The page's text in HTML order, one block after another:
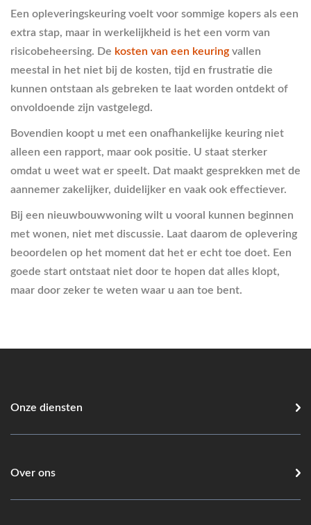
Een opleveringskeuring voelt voor sommige kopers als een
extra stap, maar in werkelijkheid is het een vorm van
risicobeheersing. De kosten van een keuring vallen
meestal in het niet bij de kosten, tijd en frustratie die
kunnen ontstaan als gebreken te laat worden ontdekt of
onvoldoende zijn vastgelegd.
Bovendien koopt u met een onafhankelijke keuring niet
alleen een rapport, maar ook positie. U staat sterker
omdat u weet wat er speelt. Dat maakt gesprekken met de
aannemer zakelijker, duidelijker en vaak ook effectiever.
Bij een nieuwbouwwoning wilt u vooral kunnen beginnen
met wonen, niet met discussie. Laat daarom de oplevering
beoordelen op het moment dat het er echt toe doet. Een
goede start ontstaat niet door te hopen dat alles klopt,
maar door zeker te weten waar u aan toe bent.
Onze diensten
Over ons